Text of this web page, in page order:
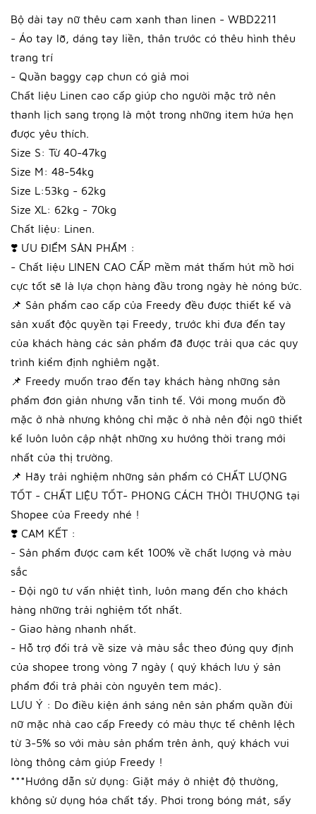
Bộ dài tay nữ thêu cam xanh than linen - WBD2211
- Áo tay lỡ, dáng tay liền, thân trước có thêu hình thêu
trang trí
- Quần baggy cạp chun có giả moi
Chất liệu Linen cao cấp giúp cho người mặc trở nên
thanh lịch sang trọng là một trong những item hứa hẹn
được yêu thích.
Size S: Từ 40-47kg
Size M: 48-54kg
Size L:53kg - 62kg
Size XL: 62kg - 70kg
Chất liệu: Linen.
❣️ ƯU ĐIỂM SẢN PHẨM :
- Chất liệu LINEN CAO CẤP mềm mát thấm hút mồ hơi
cực tốt sẽ là lựa chọn hàng đầu trong ngày hè nóng bức.
📌 Sản phẩm cao cấp của Freedy đều được thiết kế và
sản xuất độc quyền tại Freedy, trước khi đưa đến tay
của khách hàng các sản phẩm đã được trải qua các quy
trình kiểm định nghiêm ngặt.
📌 Freedy muốn trao đến tay khách hàng những sản
phẩm đơn giản nhưng vẫn tinh tế. Với mong muốn đồ
mặc ở nhà nhưng không chỉ mặc ở nhà nên đội ngũ thiết
kế luôn luôn cập nhật những xu hướng thời trang mới
nhất của thị trường.
📌 Hãy trải nghiệm những sản phẩm có CHẤT LƯỢNG
TỐT - CHẤT LIỆU TỐT- PHONG CÁCH THỜI THƯỢNG tại
Shopee của Freedy nhé !
❣️ CAM KẾT :
- Sản phẩm được cam kết 100% về chất lượng và màu
sắc
- Đội ngũ tư vấn nhiệt tình, luôn mang đến cho khách
hàng những trải nghiệm tốt nhất.
- Giao hàng nhanh nhất.
- Hỗ trợ đổi trả về size và màu sắc theo đúng quy định
của shopee trong vòng 7 ngày ( quý khách lưu ý sản
phẩm đổi trả phải còn nguyên tem mác).
LƯU Ý : Do điều kiện ánh sáng nên sản phẩm quần đùi
nữ mặc nhà cao cấp Freedy có màu thực tế chênh lệch
từ 3-5% so với màu sản phẩm trên ảnh, quý khách vui
lòng thông cảm giúp Freedy !
***Hướng dẫn sử dụng: Giặt máy ở nhiệt độ thường,
không sử dụng hóa chất tẩy. Phơi trong bóng mát, sấy